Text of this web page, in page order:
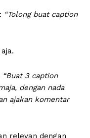
“Tolong buat caption
“Buat 3 caption
dengan nada
ajakan komentar
relevan dengan